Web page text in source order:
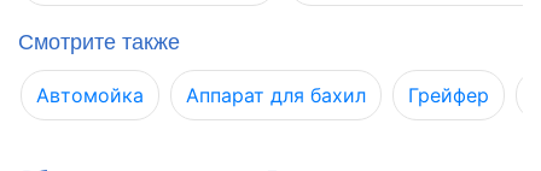
Смотрите также
Автомойка Аппарат для бахил Грейфер